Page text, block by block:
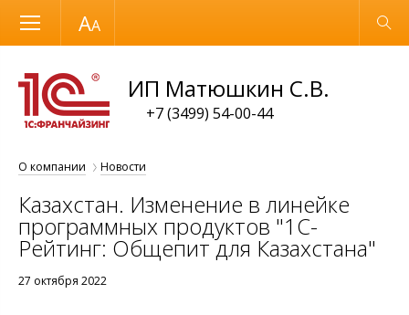
Размер шрифта Обычная версия
ИП Матюшкин С.В.
+7 (3499) 54-00-44
О компании Новости
Казахстан. Изменение в линейке
программных продуктов "1С-
Рейтинг: Общепит для Казахстана"
27 октября 2022